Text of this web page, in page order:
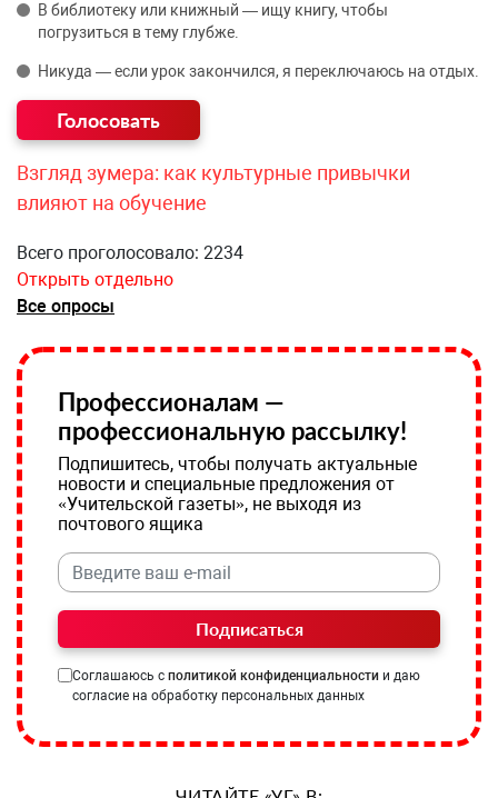
В библиотеку или книжный — ищу книгу, чтобы
погрузиться в тему глубже.
Никуда — если урок закончился, я переключаюсь на отдых.
Взгляд зумера: как культурные привычки
влияют на обучение
Всего проголосовало: 2234
Открыть отдельно
Все опросы
Профессионалам —
профессиональную рассылку!
Подпишитесь, чтобы получать актуальные
новости и специальные предложения от
«Учительской газеты», не выходя из
почтового ящика
Подписаться
Соглашаюсь с политикой конфиденциальности и даю
согласие на обработку персональных данных